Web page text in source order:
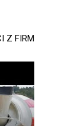
Z FIRM